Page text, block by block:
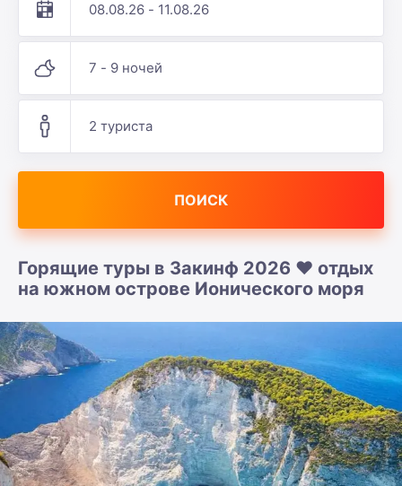
08.08.26 - 11.08.26
7 - 9 ночей
2 туриста
ПОИСК
Горящие туры в Закинф 2026 ❤️ отдых
на южном острове Ионического моря